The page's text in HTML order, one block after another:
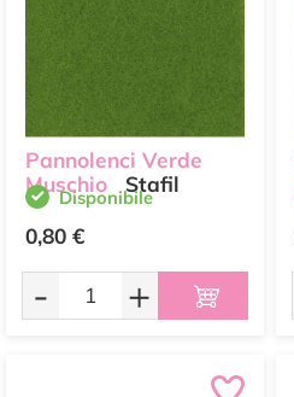
Pannolenci Verde
Muschio
Stafil
Disponibile
0,80 €
- +